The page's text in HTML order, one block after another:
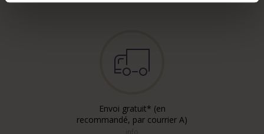
Envoi gratuit* (en
recommandé, par courrier A)